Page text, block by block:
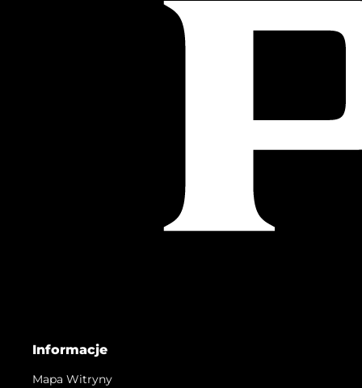
Informacje
Mapa Witryny